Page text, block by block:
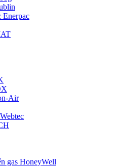
Air
gas HoneyWell